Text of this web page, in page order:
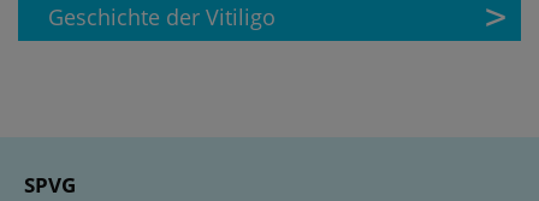
Geschichte der Vitiligo
SPVG